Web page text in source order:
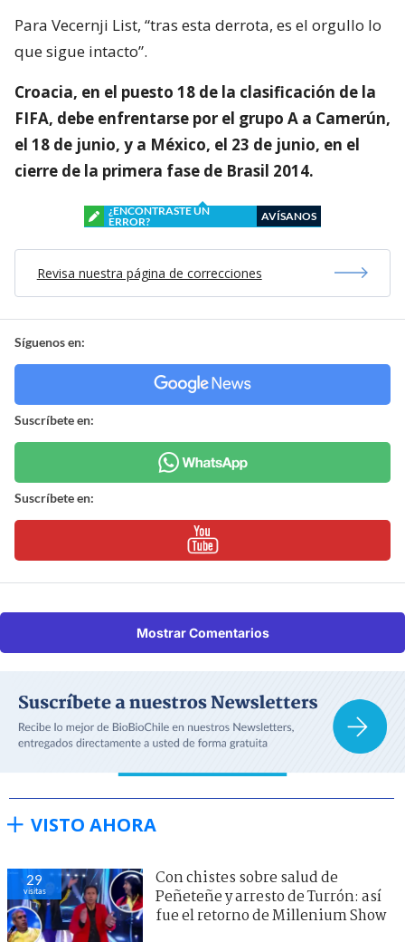
Para Vecernji List, “tras esta derrota, es el orgullo lo
que sigue intacto”.
Croacia, en el puesto 18 de la clasificación de la
FIFA, debe enfrentarse por el grupo A a Camerún,
el 18 de junio, y a México, el 23 de junio, en el
cierre de la primera fase de Brasil 2014.
¿ENCONTRASTE UN
ERROR?
AVÍSANOS
Revisa nuestra página de correcciones
Síguenos en:
Suscríbete en:
Suscríbete en:
Mostrar Comentarios
VISTO AHORA
29
visitas
Con chistes sobre salud de
Peñeteñe y arresto de Turrón: así
fue el retorno de Millenium Show